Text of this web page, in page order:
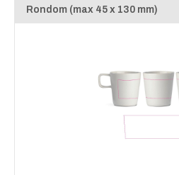
Rondom (max 45 x 130 mm)